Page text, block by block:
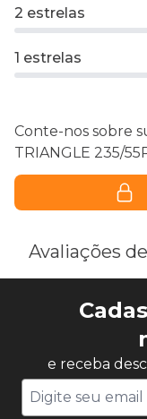
2 estrelas
1 estrelas
Conte-nos sobre
TRIANGLE 235/
Avaliações
e receba